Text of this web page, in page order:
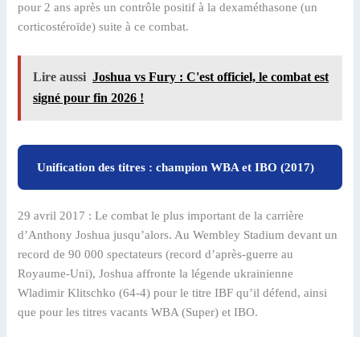
pour 2 ans après un contrôle positif à la dexaméthasone (un
corticostéroïde) suite à ce combat.
Lire aussi Joshua vs Fury : C'est officiel, le combat est
signé pour fin 2026 !
Unification des titres : champion WBA et IBO (2017)
29 avril 2017 : Le combat le plus important de la carrière
d’Anthony Joshua jusqu’alors. Au Wembley Stadium devant un
record de 90 000 spectateurs (record d’après-guerre au
Royaume-Uni), Joshua affronte la légende ukrainienne
Wladimir Klitschko (64-4) pour le titre IBF qu’il défend, ainsi
que pour les titres vacants WBA (Super) et IBO.